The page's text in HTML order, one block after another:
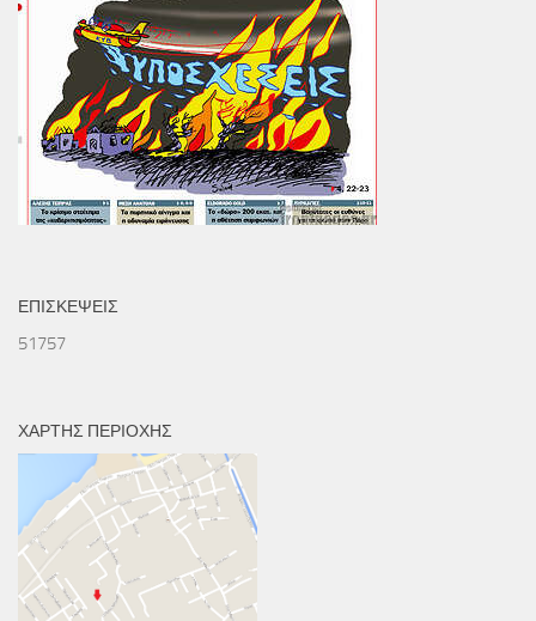
ΕΠΙΣΚΕΨΕΙΣ
51757
ΧΑΡΤΗΣ ΠΕΡΙΟΧΗΣ